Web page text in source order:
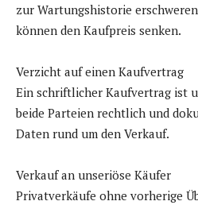
zur Wartungshistorie
können den Kaufpreis senken.
Verzicht auf einen Kaufvertrag
Ein schriftlicher Kaufvertrag ist
beide Parteien rechtlich und
Daten rund um den Verkauf.
Verkauf an unseriöse Käufer
Privatverkäufe ohne vorherige